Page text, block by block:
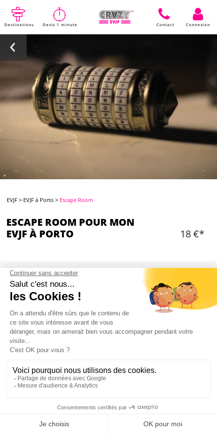
Destinations Devis 1 minute Contact Connexion
EVJF > EVJF à Porto > Escape Room
ESCAPE ROOM POUR MON
EVJF À PORTO
18 €*
CONTENU
Instructeur local pour vous expliquer le jeu
Escape Room réservée pour votre groupe
Groupes de 2 à 8 personnes par salle
16 personnes maximum
ESCAPE ROOM À PORTO : PRÉSENTATION
Mon EVJF à Porto